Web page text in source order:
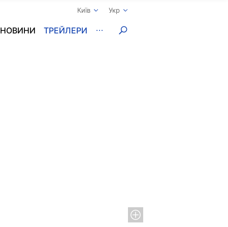
Київ Укр
НОВИНИ ТРЕЙЛЕРИ